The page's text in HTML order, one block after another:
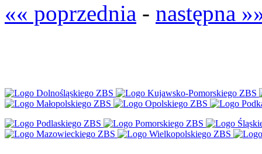
«« poprzednia - następna